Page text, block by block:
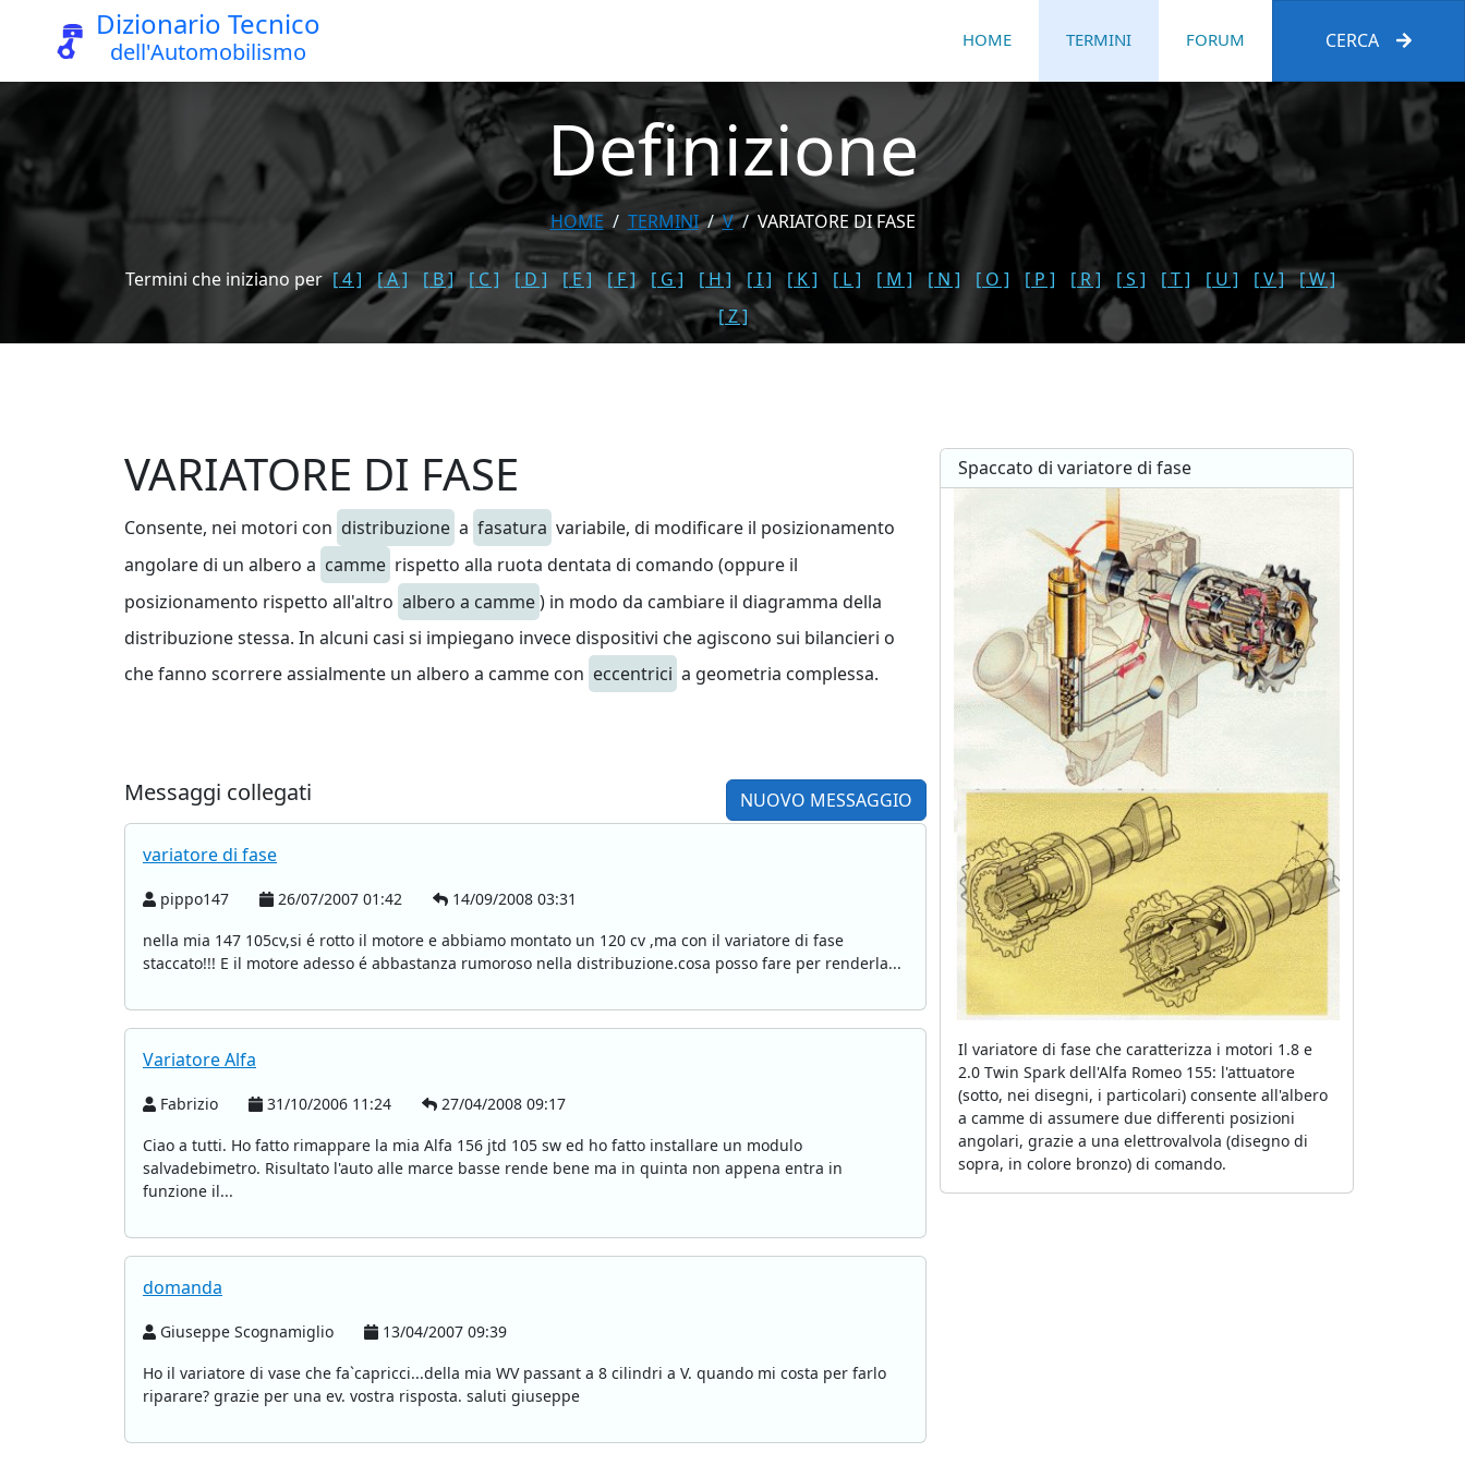
Dizionario Tecnico
dell'Automobilismo HOME TERMINI FORUM CERCA
Definizione
HOME TERMINI V VARIATORE DI FASE
Termini che iniziano per [ 4 ] [ A ] [ B ] [ C ] [ D ] [ E ] [ F ] [ G ] [ H ] [ I ] [ K ] [ L ] [ M ] [ N ] [ O ] [ P ] [ R ] [ S ] [ T ] [ U ] [ V ]
[ W ]
[ Z ]
VARIATORE DI FASE
Consente, nei motori con distribuzione a fasatura variabile, di modificare il posizionamento
angolare di un albero a camme rispetto alla ruota dentata di comando (oppure il
posizionamento rispetto all'altro albero a camme) in modo da cambiare il diagramma della
distribuzione stessa. In alcuni casi si impiegano invece dispositivi che agiscono sui bilancieri o
che fanno scorrere assialmente un albero a camme con eccentrici a geometria complessa.
Messaggi collegati NUOVO MESSAGGIO
variatore di fase
pippo147 26/07/2007 01:42
14/09/2008 03:31
nella mia 147 105cv,si é rotto il motore e abbiamo montato un 120 cv ,ma con il variatore di fase
staccato!!! E il motore adesso é abbastanza rumoroso nella distribuzione.cosa posso fare per renderla...
Variatore Alfa
Fabrizio 31/10/2006 11:24
27/04/2008 09:17
Ciao a tutti. Ho fatto rimappare la mia Alfa 156 jtd 105 sw ed ho fatto installare un modulo
salvadebimetro. Risultato l'auto alle marce basse rende bene ma in quinta non appena entra in
funzione il...
domanda
Giuseppe Scognamiglio
13/04/2007 09:39
Ho il variatore di vase che fa`capricci...della mia WV passant a 8 cilindri a V. quando mi costa per farlo
riparare? grazie per una ev. vostra risposta. saluti giuseppe
Spaccato di variatore di fase
Il variatore di fase che caratterizza i motori 1.8 e
2.0 Twin Spark dell'Alfa Romeo 155: l'attuatore
(sotto, nei disegni, i particolari) consente all'albero
a camme di assumere due differenti posizioni
angolari, grazie a una elettrovalvola (disegno di
sopra, in colore bronzo) di comando.